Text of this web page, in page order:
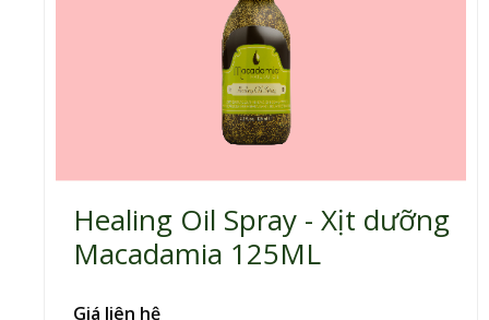
Healing Oil Spray - Xịt dưỡng
Macadamia 125ML
Giá liên hệ